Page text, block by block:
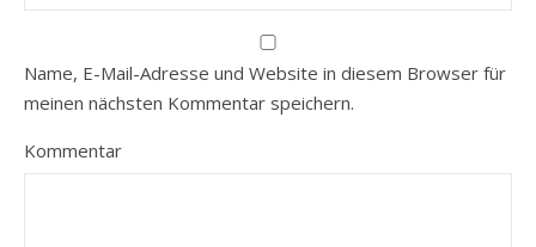
Name, E-Mail-Adresse und Website in diesem Browser für
meinen nächsten Kommentar speichern.
Kommentar